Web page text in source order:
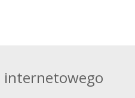
internetowego